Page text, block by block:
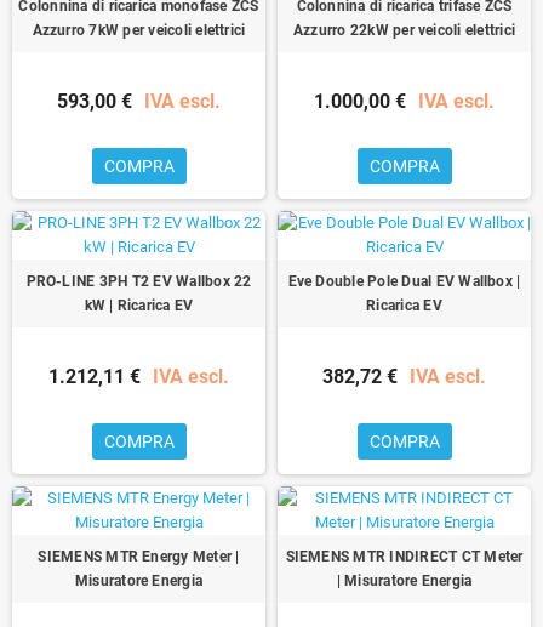
Colonnina di ricarica monofase ZCS
Azzurro 7kW per veicoli elettrici
593,00 € IVA escl.
COMPRA
Colonnina di ricarica trifase ZCS
Azzurro 22kW per veicoli elettrici
1.000,00 € IVA escl.
COMPRA
PRO-LINE 3PH T2 EV Wallbox 22
kW | Ricarica EV
1.212,11 € IVA escl.
COMPRA
Eve Double Pole Dual EV Wallbox |
Ricarica EV
382,72 € IVA escl.
COMPRA
SIEMENS MTR Energy Meter |
Misuratore Energia
SIEMENS MTR INDIRECT CT Meter
| Misuratore Energia